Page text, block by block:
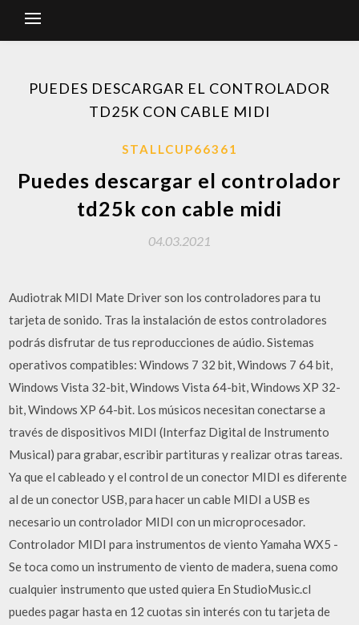
PUEDES DESCARGAR EL CONTROLADOR
TD25K CON CABLE MIDI
STALLCUP66361
Puedes descargar el controlador
td25k con cable midi
04.03.2021
Audiotrak MIDI Mate Driver son los controladores para tu
tarjeta de sonido. Tras la instalación de estos controladores
podrás disfrutar de tus reproducciones de aúdio. Sistemas
operativos compatibles: Windows 7 32 bit, Windows 7 64 bit,
Windows Vista 32-bit, Windows Vista 64-bit, Windows XP 32-
bit, Windows XP 64-bit. Los músicos necesitan conectarse a
través de dispositivos MIDI (Interfaz Digital de Instrumento
Musical) para grabar, escribir partituras y realizar otras tareas.
Ya que el cableado y el control de un conector MIDI es diferente
al de un conector USB, para hacer un cable MIDI a USB es
necesario un controlador MIDI con un microprocesador.
Controlador MIDI para instrumentos de viento Yamaha WX5 -
Se toca como un instrumento de viento de madera, suena como
cualquier instrumento que usted quiera En StudioMusic.cl
puedes pagar hasta en 12 cuotas sin interés con tu tarjeta de